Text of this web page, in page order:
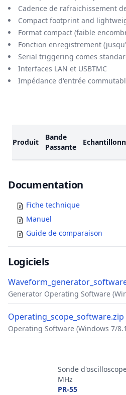
Cadence de rafraichissement
Compact footprint and
Format compact (faible
Fonction enregistrement
Serial triggering comes
Interfaces LAN et USBTMC
Impédance d'entrée
Produit
Bande
Passante
Documents
Documentation
Fiche technique
Manuel
Guide de comparaison
Logiciels
Generator Operating Software
Operating_scope_software.zip
Operating Software (Windows 7/
Sonde
MHz
PR-55